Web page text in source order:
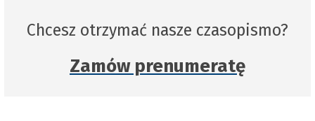
Chcesz otrzymać nasze czasopismo?
Zamów prenumeratę